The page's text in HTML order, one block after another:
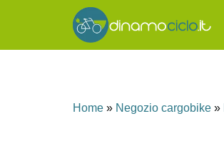
Home » Negozio cargobike »